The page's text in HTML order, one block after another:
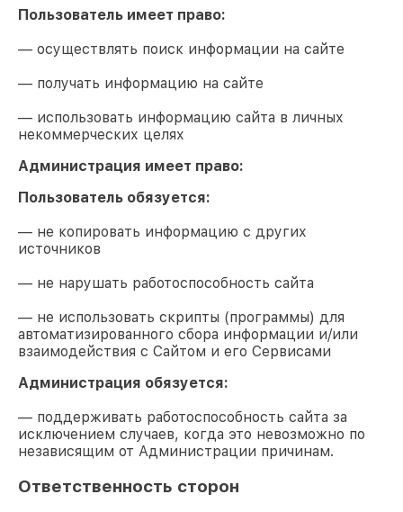
Пользователь имеет право:
— осуществлять поиск информации на сайте
— получать информацию на сайте
— использовать информацию сайта в личных
некоммерческих целях
Администрация имеет право:
Пользователь обязуется:
— не копировать информацию с других
источников
— не нарушать работоспособность сайта
— не использовать скрипты (программы) для
автоматизированного сбора информации и/или
взаимодействия с Сайтом и его Сервисами
Администрация обязуется:
— поддерживать работоспособность сайта за
исключением случаев, когда это невозможно по
независящим от Администрации причинам.
Ответственность сторон